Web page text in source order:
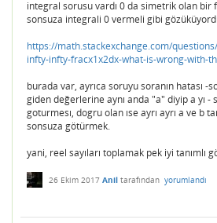
integral sorusu vardı 0 da simetrik olan bir
sonsuza integrali 0 vermeli gibi
https://math.stackexchange.com/
infty-infty-fracx1x2dx-what-is-wrong-with-
burada var, ayrıca soruyu soranın hatası -
giden değerlerine aynı anda "a" diyip a yı -
goturmesı, dogru olan ıse ayrı ayrı a ve b
sonsuza götürmek.
yani, reel sayıları toplamak pek iyi tanımlı
26 Ekim 2017 Anil tarafından yorumlandı